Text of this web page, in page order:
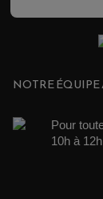
NOTRE ÉQUIPE
Pour
10h à